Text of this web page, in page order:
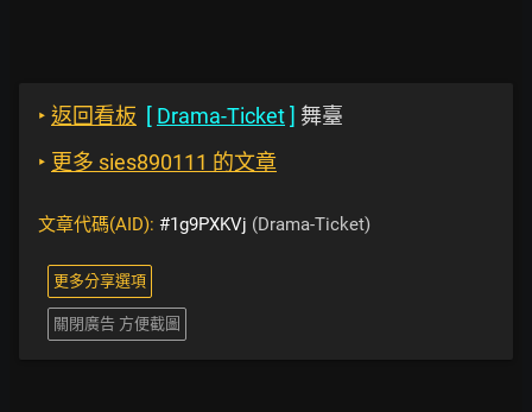
‣ 返回看板 [ Drama-Ticket] 舞臺
‣ 更多 sies890111 的文章
文章代碼(AID): #1g9PXKVj (Drama-Ticket)
更多分享選項
關閉廣告 方便截圖